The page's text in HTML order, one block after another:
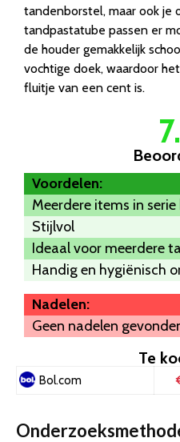
tandenborstel, maar ook je
tandpastatube passen er
de houder gemakkelijk
vochtige doek, waardoor
fluitje van een cent is.
Voordelen:
Meerdere items in
Stijlvol
Ideaal voor meerdere
Handig en hygiënisch
Nadelen:
Geen nadelen
Te
Bol.com